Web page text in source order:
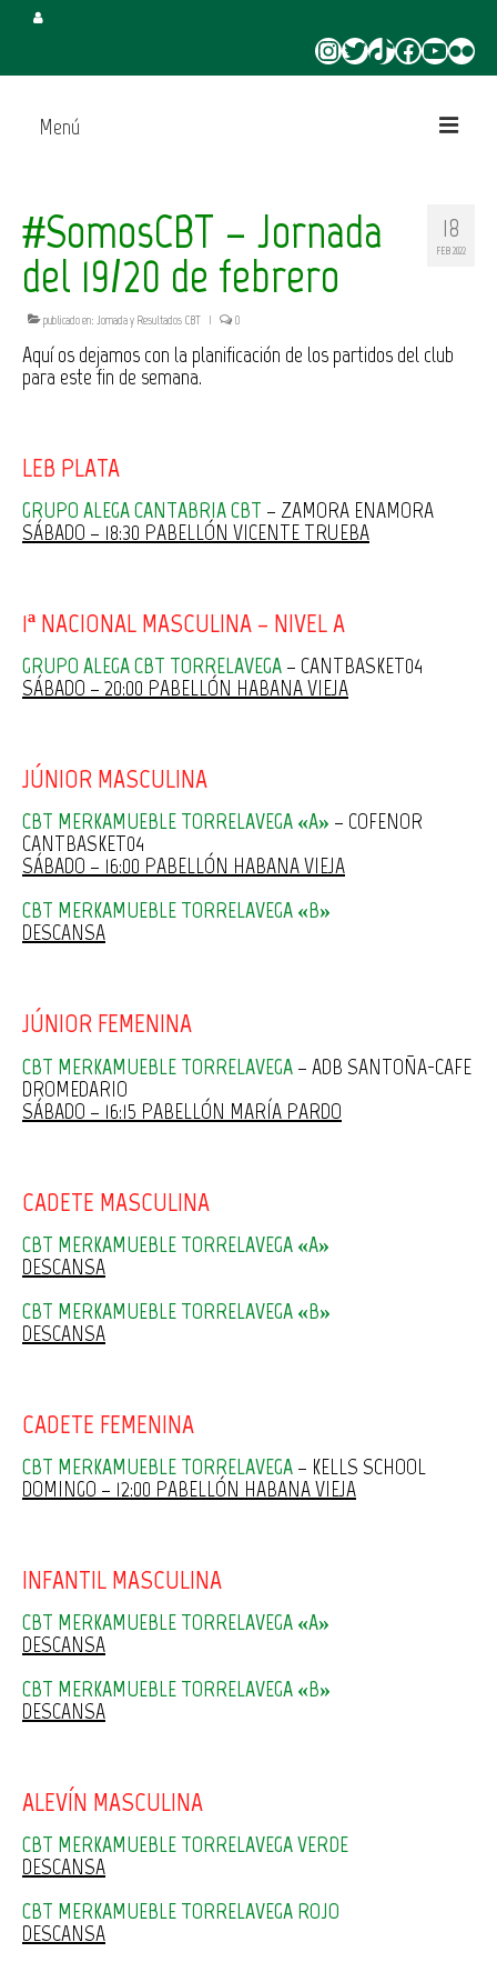
Instagram
Twitter
TikTokFacebook
YouTube
Flickr
Menú
Juega en CBT
Campus de Verano
Torneo 3×3 Verano
18
FEB 2022
#SomosCBT – Jornada
del 19/20 de febrero
publicado en: Jornada y Resultados CBT | 0
Aquí os dejamos con la planificación de los partidos del club
para este fin de semana.
LEB PLATA
GRUPO ALEGA CANTABRIA CBT – ZAMORA ENAMORA
SÁBADO – 18:30 PABELLÓN VICENTE TRUEBA
1ª NACIONAL MASCULINA – NIVEL A
GRUPO ALEGA CBT TORRELAVEGA – CANTBASKET04
SÁBADO – 20:00 PABELLÓN HABANA VIEJA
JÚNIOR MASCULINA
CBT MERKAMUEBLE TORRELAVEGA «A» – COFENOR
CANTBASKET04
SÁBADO – 16:00 PABELLÓN HABANA VIEJA
CBT MERKAMUEBLE TORRELAVEGA «B»
DESCANSA
JÚNIOR FEMENINA
CBT MERKAMUEBLE TORRELAVEGA – ADB SANTOÑA-CAFE
DROMEDARIO
SÁBADO – 16:15 PABELLÓN MARÍA PARDO
CADETE MASCULINA
CBT MERKAMUEBLE TORRELAVEGA «A»
DESCANSA
CBT MERKAMUEBLE TORRELAVEGA «B»
DESCANSA
CADETE FEMENINA
CBT MERKAMUEBLE TORRELAVEGA – KELLS SCHOOL
DOMINGO – 12:00 PABELLÓN HABANA VIEJA
INFANTIL MASCULINA
CBT MERKAMUEBLE TORRELAVEGA «A»
DESCANSA
CBT MERKAMUEBLE TORRELAVEGA «B»
DESCANSA
ALEVÍN MASCULINA
CBT MERKAMUEBLE TORRELAVEGA VERDE
DESCANSA
CBT MERKAMUEBLE TORRELAVEGA ROJO
DESCANSA